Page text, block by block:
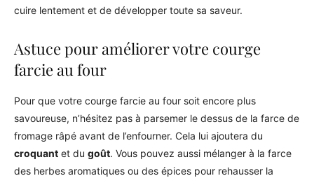
cuire lentement et de développer toute sa saveur.
Astuce pour améliorer votre courge
farcie au four
Pour que votre courge farcie au four soit encore plus
savoureuse, n’hésitez pas à parsemer le dessus de la farce de
fromage râpé avant de l’enfourner. Cela lui ajoutera du
croquant et du goût. Vous pouvez aussi mélanger à la farce
des herbes aromatiques ou des épices pour rehausser la